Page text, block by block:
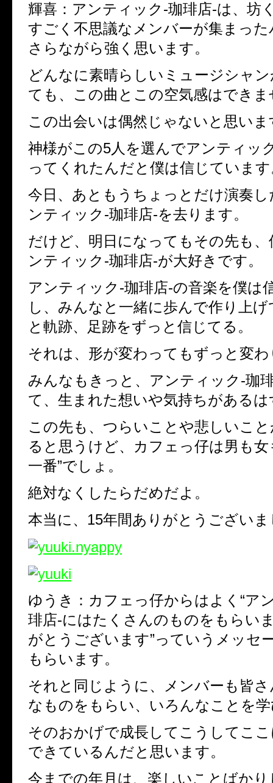
輝喜：アンティック-珈琲店-は、坊
すごく不思議なメンバーが集まっ
さらながら強く思います。
どんなに素晴らしいミュージシャ
ても、この曲とこの空気感はできま
この出会いは偶然じゃないと思いま
神様がこの5人を選んでアンティッ
ってくれたんだと僕は信じていま
今日、あともうちょっとだけ演奏
ンティック-珈琲店-を去ります。
だけど、明日になってもその先も
ンティック-珈琲店-が大好きです。
アンティック-珈琲店-の音楽を僕は
し、みんなと一緒に歩んで作り上
と軌跡、足跡をずっと信じてる。
それは、形が変わってもずっと変
みんなもきっと、アンティック-珈
て、生まれた想いや気持ちがある
この先も、つらいことや悲しいこ
ると思うけど、カフェっ仔は男も女
一番”でしょ。
絶対なくしたらだめだよ。
本当に、15年間ありがとうござい
ゆうき：カフェっ仔からはよく“ア
琲店-にはたくさんのものをもらい
がとうございます”っていうメッセ
もらいます。
それと同じように、メンバーも皆
なものをもらい、いろんなことを
そのおかげで成長してこうしてこ
できているんだと思います。
今までの年月は、楽しいことばか